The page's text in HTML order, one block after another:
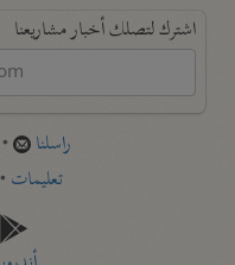
اشترك لتصلك أخبار مشاريعنا
راسلنا
تعليمات •